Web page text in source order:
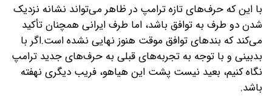
با این که حرف‌های تازه ترامپ در ظاهر می‌تواند نشانه نزدیک
شدن دو طرف به توافق باشد، اما طرف ایرانی همچنان تأکید
می‌کند که بندهای توافق موقت هنوز نهایی نشده است.اگر با
بدبینی و با توجه به تجربه‌های قبلی به حرف‌های جدید ترامپ
نگاه کنیم، بعید نیست پشت این هیاهو، فریب دیگری نهفته
باشد.